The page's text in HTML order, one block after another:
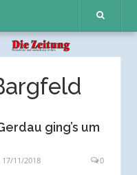
ging’s um
17/11/2018 0